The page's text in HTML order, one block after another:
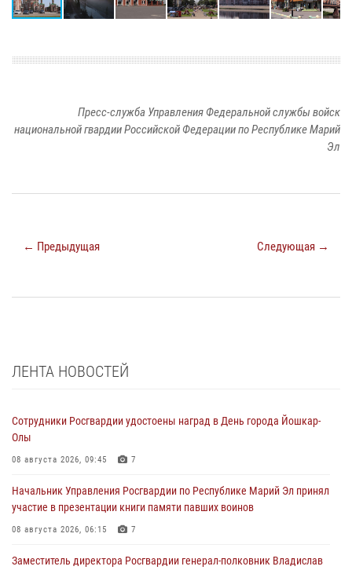
Пресс-служба Управления Федеральной службы войск
национальной гвардии Российской Федерации по Республике Марий
Эл
← Предыдущая Следующая →
ЛЕНТА НОВОСТЕЙ
Сотрудники Росгвардии удостоены наград в День города Йошкар-
Олы
08 августа 2026, 09:45 7
Начальник Управления Росгвардии по Республике Марий Эл принял
участие в презентации книги памяти павших воинов
08 августа 2026, 06:15 7
Заместитель директора Росгвардии генерал-полковник Владислав